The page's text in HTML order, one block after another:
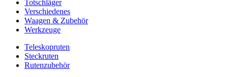
Totschläger
Verschiedenes
Waagen & Zubehör
Werkzeuge
Teleskopruten
Steckruten
Rutenzubehör